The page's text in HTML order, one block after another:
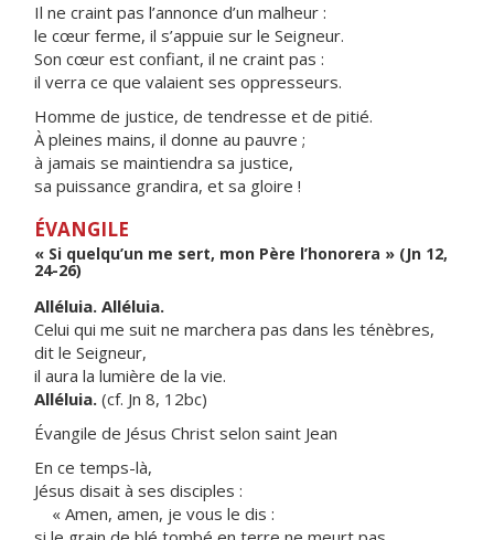
Il ne craint pas l’annonce d’un malheur :
le cœur ferme, il s’appuie sur le Seigneur.
Son cœur est confiant, il ne craint pas :
il verra ce que valaient ses oppresseurs.
Homme de justice, de tendresse et de pitié.
À pleines mains, il donne au pauvre ;
à jamais se maintiendra sa justice,
sa puissance grandira, et sa gloire !
ÉVANGILE
« Si quelqu’un me sert, mon Père l’honorera » (Jn 12,
24-26)
Alléluia. Alléluia.
Celui qui me suit ne marchera pas dans les ténèbres,
dit le Seigneur,
il aura la lumière de la vie.
Alléluia. (cf. Jn 8, 12bc)
Évangile de Jésus Christ selon saint Jean
En ce temps-là,
Jésus disait à ses disciples :
« Amen, amen, je vous le dis :